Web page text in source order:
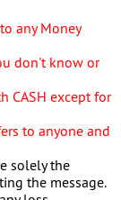
any Money
don't know or
CASH except for
to anyone and
solely the
the message.